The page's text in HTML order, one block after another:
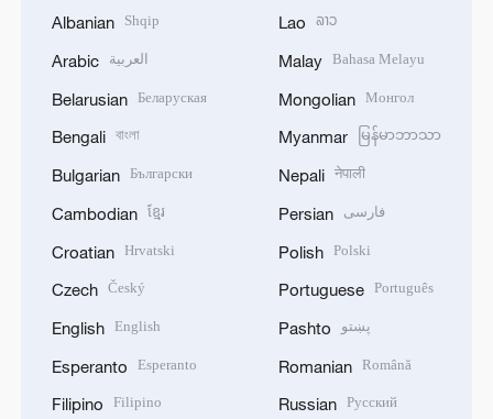
Albanian Shqip
Arabic العربية
Belarusian Беларуская
Bengali বাংলা
Bulgarian Български
Cambodian ខ្មែរ
Croatian Hrvatski
Czech Český
English English
Esperanto Esperanto
Filipino Filipino
Lao ລາວ
Malay Bahasa Melayu
Mongolian Монгол
Myanmar မြန်မာဘာသာ
Nepali नेपाली
Persian فارسی
Polish Polski
Portuguese Português
Pashto پښتو
Romanian Română
Russian Русский